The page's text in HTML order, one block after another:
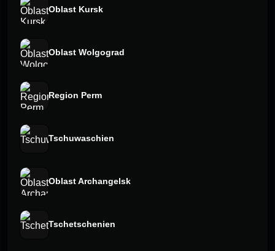
Oblast Kursk
Oblast Wolgograd
Region Perm
Tschuwaschien
Oblast Archangelsk
Tschetschenien